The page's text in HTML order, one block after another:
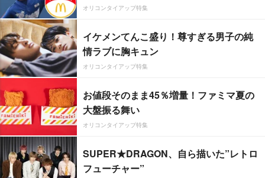
オリコンタイアップ特集
イケメンてんこ盛り！尊すぎる男子の純
情ラブに胸キュン
オリコンタイアップ特集
お値段そのまま45％増量！ファミマ夏の
大盤振る舞い
オリコンタイアップ特集
SUPER★DRAGON、自ら描いた”レトロ
フューチャー”